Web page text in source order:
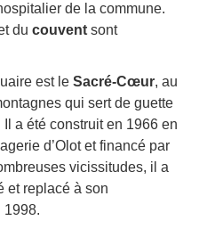
de la commune.
du couvent sont
est le Sacré-Cœur, au
qui sert de guette
a été construit en 1966 en
d’Olot et financé par
vicissitudes, il a
et replacé à son
1998.